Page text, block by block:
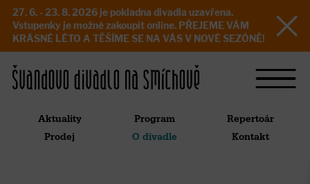
27. 6. - 23. 8. 2026 je pokladna divadla uzavřena.
Vstupenky je možné zakoupit online. PŘEJEME VÁM
KRÁSNÉ LÉTO A TĚŠÍME SE NA VÁS V NOVÉ SEZÓNĚ!
Aktuality Program
Repertoár
Prodej
O divadle Kontakt